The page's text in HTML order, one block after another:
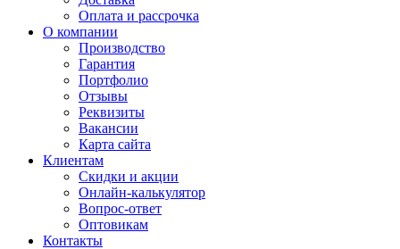
Оплата и рассрочка
О компании
Производство
Гарантия
Портфолио
Отзывы
Реквизиты
Вакансии
Карта сайта
Клиентам
Скидки и акции
Онлайн-калькулятор
Вопрос-ответ
Оптовикам
Контакты